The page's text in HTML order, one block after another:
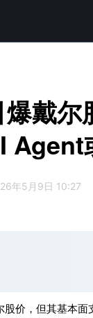
戴
Agent
年5月9日 10:27
股价，但其基本